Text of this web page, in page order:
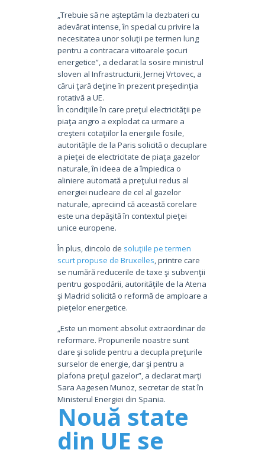
„Trebuie să ne aşteptăm la dezbateri cu
adevărat intense, în special cu privire la
necesitatea unor soluţii pe termen lung
pentru a contracara viitoarele şocuri
energetice”, a declarat la sosire ministrul
sloven al Infrastructurii, Jernej Vrtovec, a
cărui ţară deţine în prezent preşedinţia
rotativă a UE.
În condiţiile în care preţul electricităţii pe
piaţa angro a explodat ca urmare a
creşterii cotaţiilor la energiile fosile,
autorităţile de la Paris solicită o decuplare
a pieţei de electricitate de piaţa gazelor
naturale, în ideea de a împiedica o
aliniere automată a preţului redus al
energiei nucleare de cel al gazelor
naturale, apreciind că această corelare
este una depăşită în contextul pieţei
unice europene.
În plus, dincolo de soluţiile pe termen
scurt propuse de Bruxelles, printre care
se numără reducerile de taxe şi subvenţii
pentru gospodării, autorităţile de la Atena
şi Madrid solicită o reformă de amploare a
pieţelor energetice.
„Este un moment absolut extraordinar de
reformare. Propunerile noastre sunt
clare şi solide pentru a decupla preţurile
surselor de energie, dar şi pentru a
plafona preţul gazelor”, a declarat marţi
Sara Aagesen Munoz, secretar de stat în
Ministerul Energiei din Spania.
Nouă state
din UE se